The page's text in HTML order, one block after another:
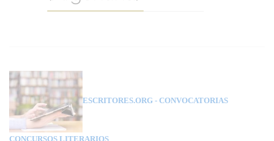
ESCRITORES.ORG - CONVOCATORIAS
CONCURSOS LITERARIOS